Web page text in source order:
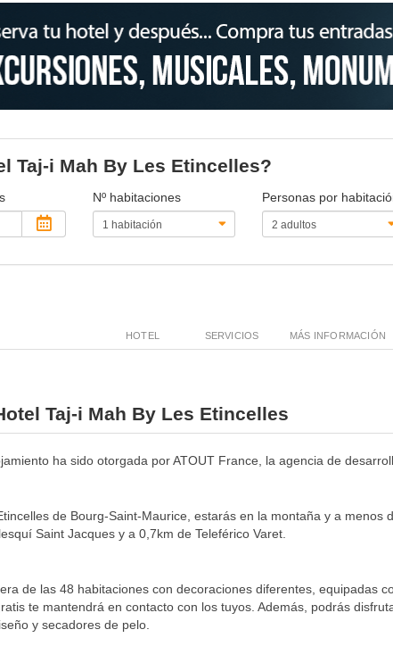
Taj-i Mah By Les Etincelles?
Nº habitaciones
Personas por
HOTEL SERVICIOS MÁS INFORMACIÓN
Taj-i Mah By Les Etincelles
ha sido otorgada por ATOUT France, la agencia de
de Bourg-Saint-Maurice, estarás en la montaña y a menos
Saint Jacques y a 0,7km de Teleférico Varet.
de las 48 habitaciones con decoraciones diferentes, equipadas
te mantendrá en contacto con los tuyos. Además, podrás
y secadores de pelo.